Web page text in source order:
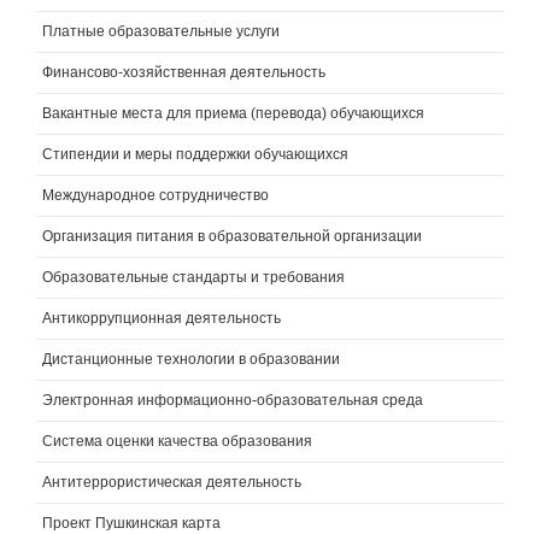
Платные образовательные услуги
Финансово-хозяйственная деятельность
Вакантные места для приема (перевода) обучающихся
Стипендии и меры поддержки обучающихся
Международное сотрудничество
Организация питания в образовательной организации
Образовательные стандарты и требования
Антикоррупционная деятельность
Дистанционные технологии в образовании
Электронная информационно-образовательная среда
Система оценки качества образования
Антитеррористическая деятельность
Проект Пушкинская карта